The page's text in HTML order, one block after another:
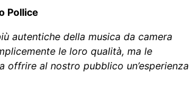
Pollice
autentiche della musica da camera
le loro qualità, ma le
offrire al nostro pubblico un’esperienza